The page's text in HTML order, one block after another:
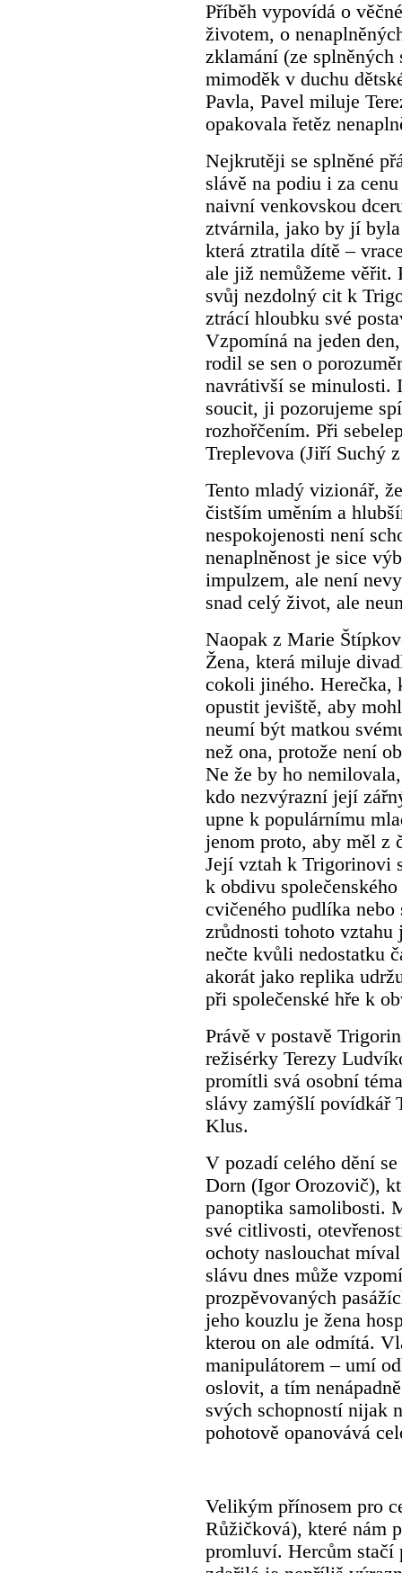
Příběh vypovídá o
životem, o
zklamání (ze splněných
mimoděk v duchu
Pavla, Pavel miluje
opakovala řetěz
Nejkrutěji se splněné
slávě na podiu i za
naivní venkovskou
ztvárnila, jako by jí
která ztratila dítě –
ale již nemůžeme věřit.
svůj nezdolný cit k
ztrácí hloubku své
Vzpomíná na jeden
rodil se sen o
navrátivší se minulosti.
soucit, ji pozorujeme
rozhořčením. Při
Treplevova (Jiří Suchý
Tento mladý vizionář,
čistším uměním a
nespokojenosti není
nenaplněnost je sice
impulzem, ale není
snad celý život, ale
Naopak z Marie
Žena, která miluje
cokoli jiného. Herečka,
opustit jeviště, aby
neumí být matkou
než ona, protože není
Ne že by ho
kdo nezvýrazní její
upne k populárnímu
jenom proto, aby měl z
Její vztah k Trigorinovi
k obdivu
cvičeného pudlíka
zrůdnosti tohoto
nečte kvůli nedostatku
akorát jako replika
při společenské hře k
Právě v postavě
režisérky Terezy
promítli svá osobní
slávy zamýšlí povídkář
Klus.
V pozadí celého dění
Dorn (Igor Orozovič),
panoptika samolibosti.
své citlivosti,
ochoty naslouchat
slávu dnes může
prozpěvovaných
jeho kouzlu je žena
kterou on ale odmítá.
manipulátorem – umí
oslovit, a tím
svých schopností nijak
pohotově opanovává
Velikým přínosem pro
Růžičková), které nám
promluví. Hercům stačí